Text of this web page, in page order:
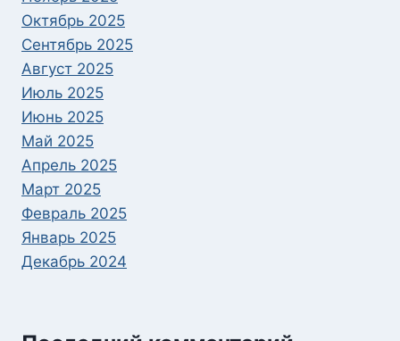
Октябрь 2025
Сентябрь 2025
Август 2025
Июль 2025
Июнь 2025
Май 2025
Апрель 2025
Март 2025
Февраль 2025
Январь 2025
Декабрь 2024